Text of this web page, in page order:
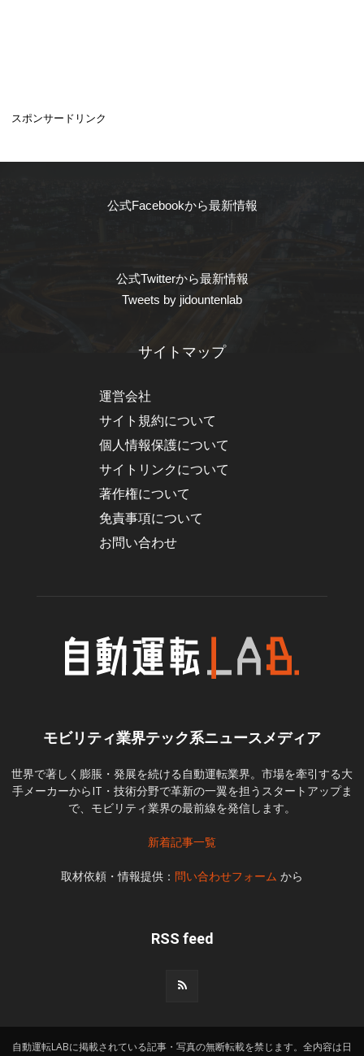
スポンサードリンク
公式Facebookから最新情報
公式Twitterから最新情報
Tweets by jidountenlab
サイトマップ
運営会社
サイト規約について
個人情報保護について
サイトリンクについて
著作権について
免責事項について
お問い合わせ
モビリティ業界テック系ニュースメディア
世界で著しく膨脹・発展を続ける自動運転業界。市場を牽引する大
手メーカーからIT・技術分野で革新の一翼を担うスタートアップま
で、モビリティ業界の最前線を発信します。
新着記事一覧
取材依頼・情報提供： 問い合わせフォーム から
RSS feed
自動運転LABに掲載されている記事・写真の無断転載を禁じます。全内容は日